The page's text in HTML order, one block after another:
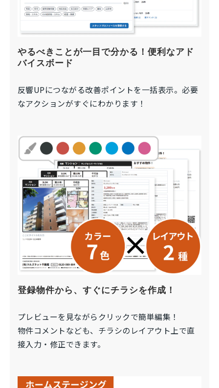
やるべきことが一目で分かる！便利なアド
バイスボード
反響UPにつながる改善ポイントを一括表示。必要
なアクションがすぐにわかります！
登録物件から、すぐにチラシを作成！
プレビューを見ながらクリックで簡単編集！
物件コメントなども、チラシのレイアウト上で直
接入力・修正できます。